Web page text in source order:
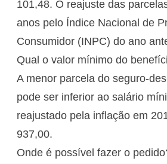
101,48. O reajuste das
anos pelo Índice Nacional de
Consumidor (INPC) do ano
Qual o valor mínimo do
A menor parcela do seguro-
pode ser inferior ao salário
reajustado pela inflação em
937,00.
Onde é possível fazer o